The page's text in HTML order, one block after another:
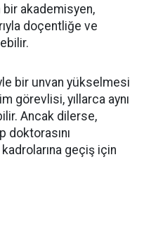
akademisyen,
doçentliğe ve
bir unvan yükselmesi
görevlisi, yıllarca aynı
Ancak dilerse,
doktorasını
geçiş için